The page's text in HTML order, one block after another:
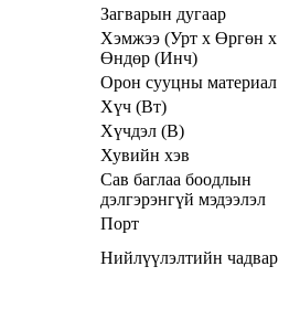
Загварын дугаар
Хэмжээ (Урт x Өргөн x
Өндөр (Инч)
Орон сууцны материал
Хүч (Вт)
Хүчдэл (В)
Хувийн хэв
Сав баглаа боодлын
дэлгэрэнгүй мэдээлэл
Порт
Нийлүүлэлтийн чадвар